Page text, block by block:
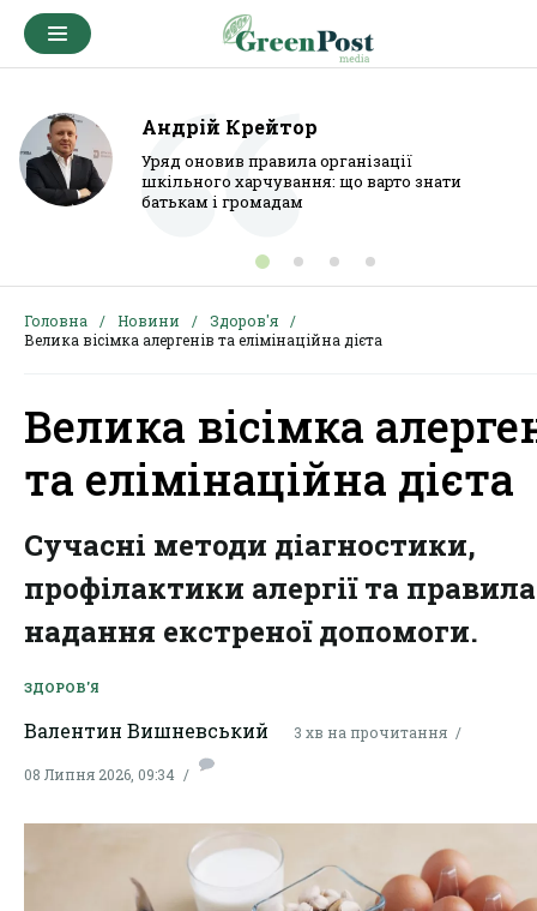
Андрій Крейтор
Уряд оновив правила організації
шкільного харчування: що варто знати
батькам і громадам
Головна Новини
Здоров'я
Велика вісімка алергенів та елімінаційна дієта
Велика вісімка
та елімінаційна дієта
Сучасні методи діагностики,
профілактики алергії та правила
надання екстреної допомоги.
ЗДОРОВ'Я
Валентин Вишневський 3 хв на прочитання
08 Липня 2026, 09:34